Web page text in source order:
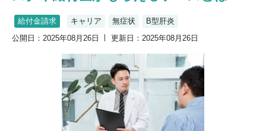
給付金請求 キャリア 無症状
B型肝炎
公開日：2025年08月26日
更新日：2025年08月26日